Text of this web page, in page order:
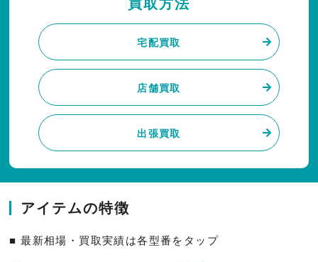
買取方法
宅配買取
店舗買取
出張買取
アイテムの特徴
■ 最新相場・買取実績は各型番をタップ